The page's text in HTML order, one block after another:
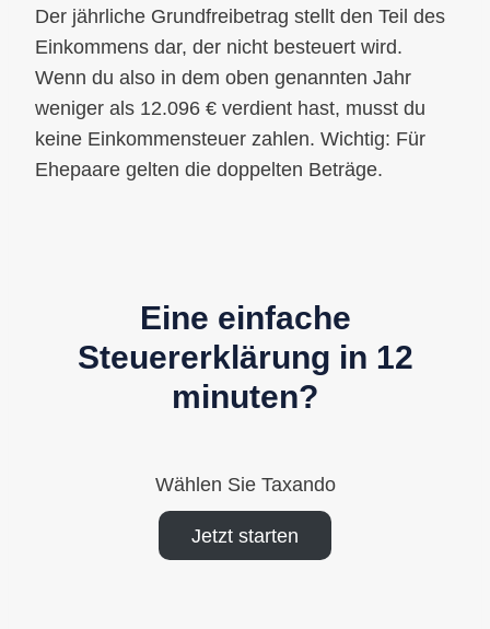
Der jährliche Grundfreibetrag stellt den Teil des
Einkommens dar, der nicht besteuert wird.
Wenn du also in dem oben genannten Jahr
weniger als 12.096 € verdient hast, musst du
keine Einkommensteuer zahlen. Wichtig: Für
Ehepaare gelten die doppelten Beträge.
Eine einfache
Steuererklärung in 12
minuten?
Wählen Sie Taxando
Jetzt starten